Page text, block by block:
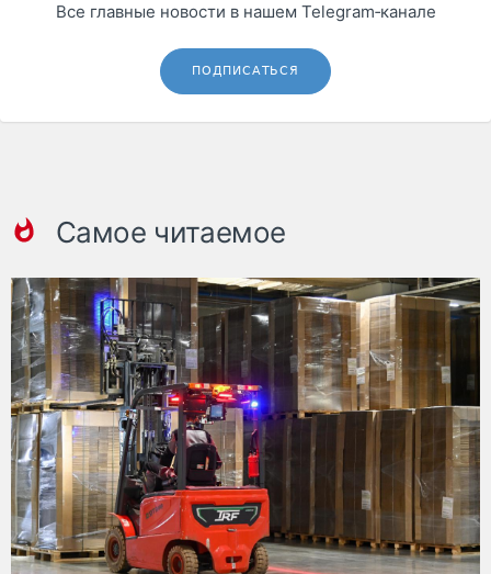
Все главные новости в нашем Telegram‑канале
ПОДПИСАТЬСЯ
Самое читаемое